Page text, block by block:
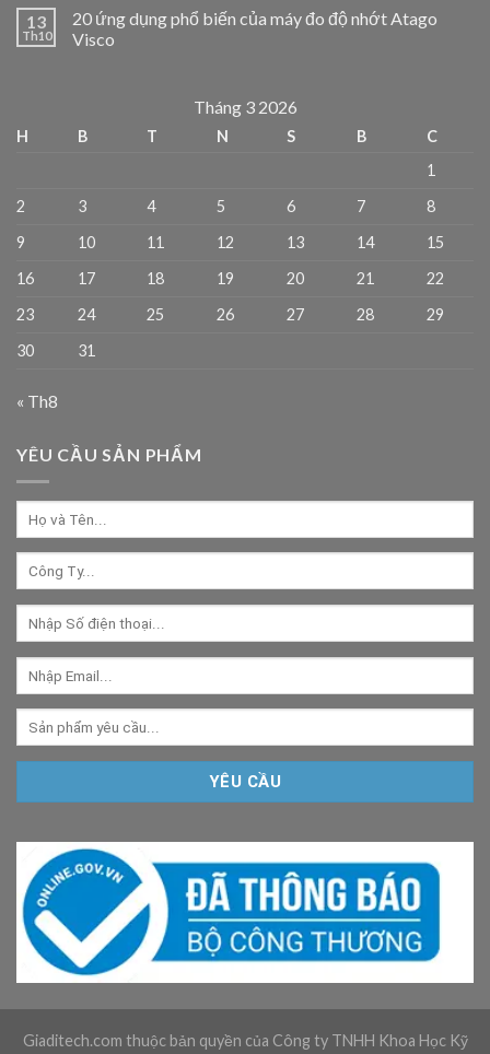
13
Th10
20 ứng dụng phổ biến của máy đo độ nhớt Atago
Visco
Tháng 3 2026
H B T N S B
C
1
2
3 4 5 6 7
8
9
10 11 12 13 14
15
16
17 18 19 20 21
22
23
24 25 26 27 28
29
30
31
« Th8
YÊU CẦU SẢN PHẨM
Giaditech.com thuộc bản quyền của Công ty TNHH Khoa Học Kỹ